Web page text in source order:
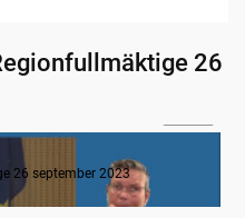
26
26 september 2023